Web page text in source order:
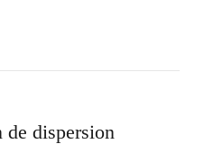
dispersion